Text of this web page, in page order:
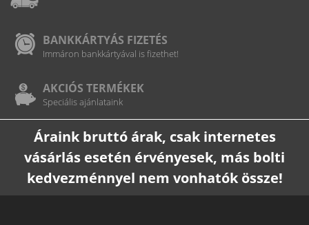
BANKKÁRTYÁS FIZETÉS
Immáron bankkártyával is fizethet!
AKCIÓS TERMÉKEK
Speciális ajánlataink
Áraink bruttó árak, csak internetes
vásárlás esetén érvényesek, más bolti
kedvezménnyel nem vonhatók össze!